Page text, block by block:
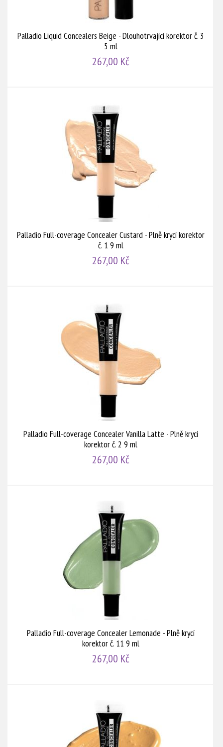
Palladio Liquid Concealers Beige - Dlouhotrvající korektor č. 3
5 ml
267,00 Kč
Palladio Full-coverage Concealer Custard - Plně krycí korektor
č. 1 9 ml
267,00 Kč
Palladio Full-coverage Concealer Vanilla Latte - Plně krycí
korektor č. 2 9 ml
267,00 Kč
Palladio Full-coverage Concealer Lemonade - Plně krycí
korektor č. 11 9 ml
267,00 Kč